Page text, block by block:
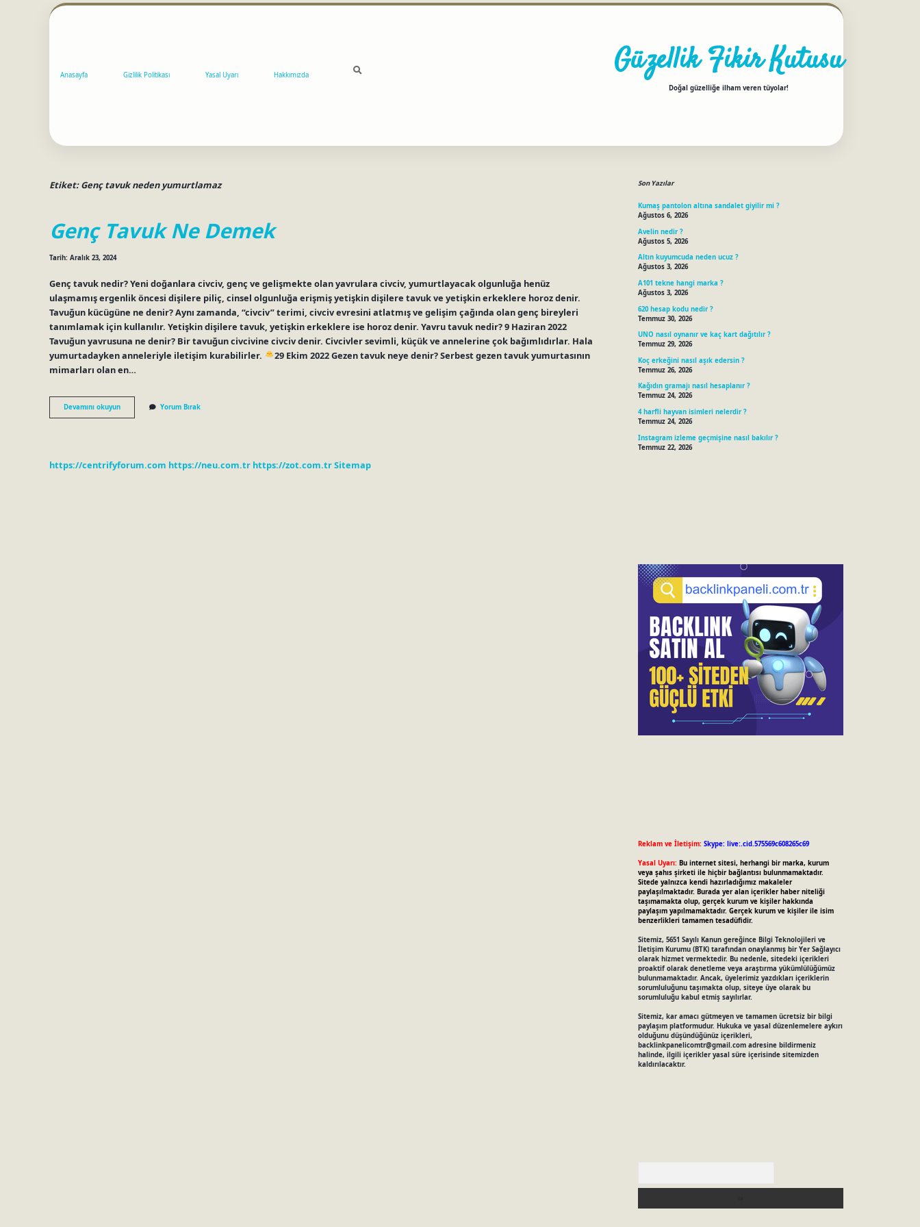
Anasayfa Gizlilik Politikası Yasal Uyarı Hakkımızda Güzellik Fikir Kutusu
Doğal güzelliğe ilham veren tüyolar!
Etiket:Genç tavuk neden yumurtlamaz
Genç Tavuk Ne Demek
Tarih: Aralık 23, 2024
Genç tavuk nedir? Yeni doğanlara civciv, genç ve gelişmekte olan yavrulara civciv, yumurtlayacak olgunluğa henüz
ulaşmamış ergenlik öncesi dişilere piliç, cinsel olgunluğa erişmiş yetişkin dişilere tavuk ve yetişkin erkeklere horoz denir.
Tavuğun kücügüne ne denir? Aynı zamanda, “civciv” terimi, civciv evresini atlatmış ve gelişim çağında olan genç bireyleri
tanımlamak için kullanılır. Yetişkin dişilere tavuk, yetişkin erkeklere ise horoz denir. Yavru tavuk nedir? 9 Haziran 2022
Tavuğun yavrusuna ne denir? Bir tavuğun civcivine civciv denir. Civcivler sevimli, küçük ve annelerine çok bağımlıdırlar. Hala
yumurtadayken anneleriyle iletişim kurabilirler.
29 Ekim 2022 Gezen tavuk neye denir? Serbest gezen tavuk yumurtasının
mimarları olan en…
Devamını okuyunGenç
Tavuk
Yorum Bırak
https://centrifyforum.com https://neu.com.tr https://zot.com.trSitemap
Son Yazılar
Kumaş pantolon altına sandalet giyilir mi ?
Ağustos 6, 2026
Avelin nedir ?
Ağustos 5, 2026
Altın kuyumcuda neden ucuz ?
Ağustos 3, 2026
A101 tekne hangi marka ?
Ağustos 3, 2026
620 hesap kodu nedir ?
Temmuz 30, 2026
UNO nasıl oynanır ve kaç kart dağıtılır ?
Temmuz 29, 2026
Koç erkeğini nasıl aşık edersin ?
Temmuz 26, 2026
Kağıdın gramajı nasıl hesaplanır ?
Temmuz 24, 2026
4 harfli hayvan isimleri nelerdir ?
Temmuz 24, 2026
Instagram izleme geçmişine nasıl bakılır ?
Temmuz 22, 2026
Reklam ve İletişim: Skype: live:.cid.575569c608265c69
Yasal Uyarı: Bu internet sitesi, herhangi bir marka, kurum
veya şahıs şirketi ile hiçbir bağlantısı bulunmamaktadır.
Sitede yalnızca kendi hazırladığımız makaleler
paylaşılmaktadır. Burada yer alan içerikler haber niteliği
taşımamakta olup, gerçek kurum ve kişiler hakkında
paylaşım yapılmamaktadır. Gerçek kurum ve kişiler ile isim
benzerlikleri tamamen tesadüfidir.
Sitemiz, 5651 Sayılı Kanun gereğince Bilgi Teknolojileri ve
İletişim Kurumu (BTK) tarafından onaylanmış bir Yer Sağlayıcı
olarak hizmet vermektedir. Bu nedenle, sitedeki içerikleri
proaktif olarak denetleme veya araştırma yükümlülüğümüz
bulunmamaktadır. Ancak, üyelerimiz yazdıkları içeriklerin
sorumluluğunu taşımakta olup, siteye üye olarak bu
sorumluluğu kabul etmiş sayılırlar.
Sitemiz, kar amacı gütmeyen ve tamamen ücretsiz bir bilgi
paylaşım platformudur. Hukuka ve yasal düzenlemelere aykırı
olduğunu düşündüğünüz içerikleri,
backlinkpanelicomtr@gmail.comadresine bildirmeniz
halinde, ilgili içerikler yasal süre içerisinde sitemizden
kaldırılacaktır.